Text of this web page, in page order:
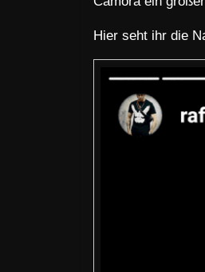
Hier seht ihr die